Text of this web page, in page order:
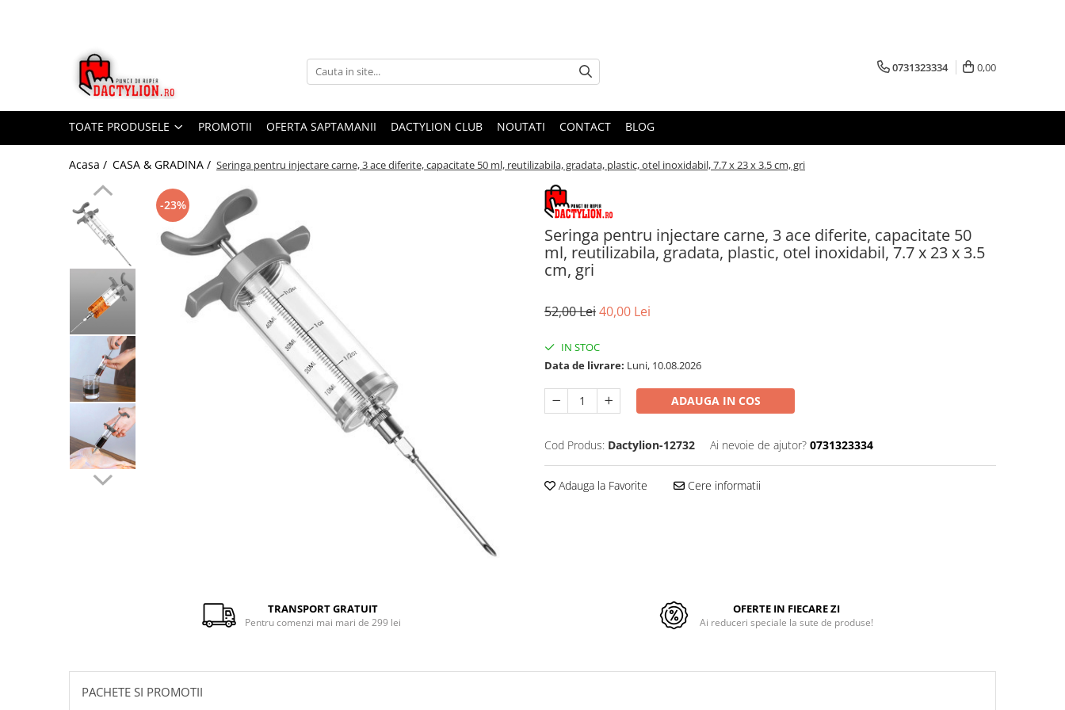
0731323334 0,00
TOATE PRODUSELE PROMOTII OFERTA SAPTAMANII DACTYLION CLUB NOUTATI CONTACT BLOG
Acasa / CASA & GRADINA / Seringa pentru injectare carne, 3 ace diferite, capacitate 50 ml, reutilizabila, gradata, plastic, otel inoxidabil, 7.7 x 23 x 3.5 cm, gri
Seringa pentru injectare carne, 3 ace diferite, capacitate 50
ml, reutilizabila, gradata, plastic, otel inoxidabil, 7.7 x 23 x 3.5
cm, gri
-23%
Facebook
52,00 Lei40,00 Lei
IN STOC
Data de livrare: Luni, 10.08.2026
ADAUGA IN COS
Cod Produs: Dactylion-12732 Ai nevoie de ajutor? 0731323334
Adauga la Favorite Cere informatii
TRANSPORT GRATUIT
Pentru comenzi mai mari de 299 lei
OFERTE IN FIECARE ZI
Ai reduceri speciale la sute de produse!
PACHETE SI PROMOTII